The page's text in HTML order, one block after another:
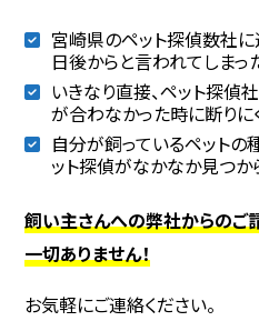
宮崎県のペット探偵数社
日後からと言われてしまっ
いきなり直接、ペット探偵
が合わなかった時に断りに
自分が飼っているペットの
ット探偵がなかなか見つか
飼い主さんへの弊社からのご
一切ありません！
お気軽にご連絡ください。